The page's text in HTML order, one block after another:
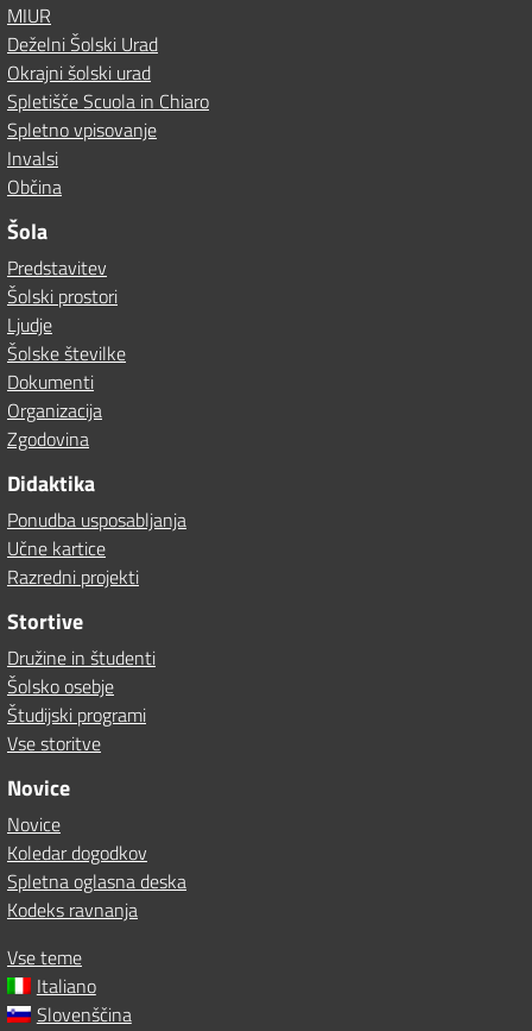
MIUR
Deželni Šolski Urad
Okrajni šolski urad
Spletišče Scuola in Chiaro
Spletno vpisovanje
Invalsi
Občina
Šola
Predstavitev
Šolski prostori
Ljudje
Šolske številke
Dokumenti
Organizacija
Zgodovina
Didaktika
Ponudba usposabljanja
Učne kartice
Razredni projekti
Stortive
Družine in študenti
Šolsko osebje
Študijski programi
Vse storitve
Novice
Novice
Koledar dogodkov
Spletna oglasna deska
Kodeks ravnanja
Vse teme
Italiano
Slovenščina